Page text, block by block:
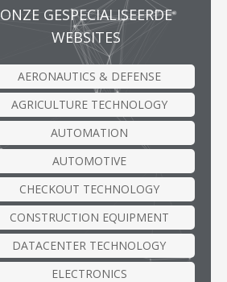
ONZE GESPECIALISEERDE
WEBSITES
AERONAUTICS & DEFENSE
AGRICULTURE TECHNOLOGY
AUTOMATION
AUTOMOTIVE
CHECKOUT TECHNOLOGY
CONSTRUCTION EQUIPMENT
DATACENTER TECHNOLOGY
ELECTRONICS